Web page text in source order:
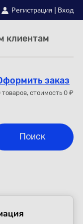
Регистрация Вход
клиентам
заказ
товаров, стоимость 0 ₽